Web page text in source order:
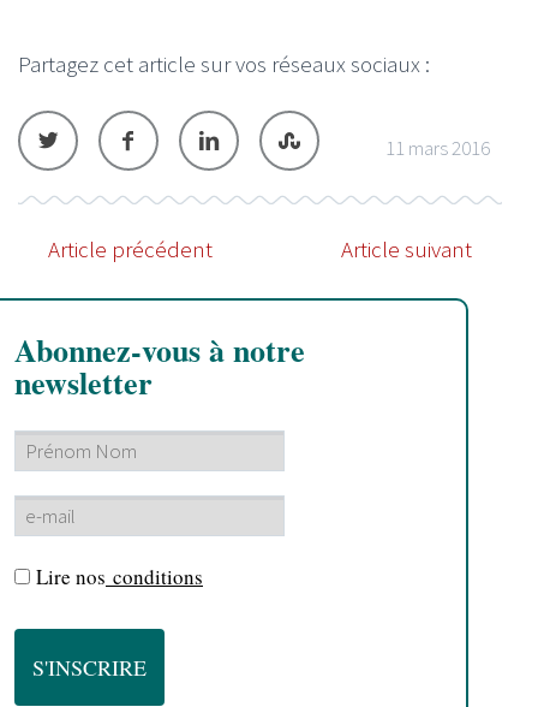
Partagez cet article sur vos réseaux sociaux :
11 mars 2016
Article précédent Article suivant
Abonnez-vous à notre
newsletter
Lire nos conditions